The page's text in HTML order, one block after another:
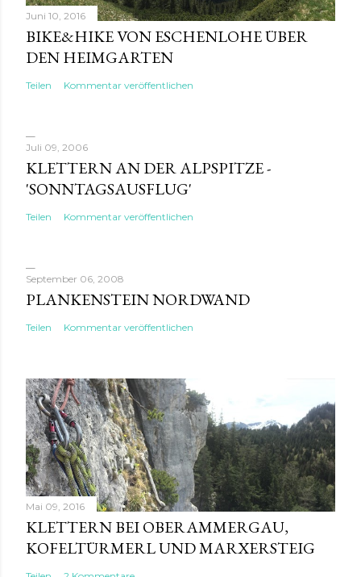
Juni 10, 2016
BIKE&HIKE VON ESCHENLOHE ÜBER
DEN HEIMGARTEN
Teilen Kommentar veröffentlichen
Juli 09, 2006
KLETTERN AN DER ALPSPITZE -
'SONNTAGSAUSFLUG'
Teilen Kommentar veröffentlichen
September 06, 2008
PLANKENSTEIN NORDWAND
Teilen Kommentar veröffentlichen
Mai 09, 2016
KLETTERN BEI OBERAMMERGAU,
KOFELTÜRMERL UND MARXERSTEIG